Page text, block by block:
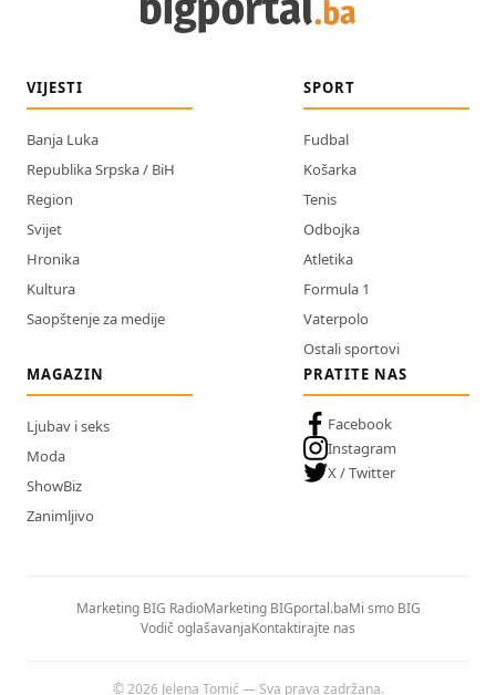
VIJESTI
Banja Luka
Republika Srpska / BiH
Region
Svijet
Hronika
Kultura
Saopštenje za medije
SPORT
Fudbal
Košarka
Tenis
Odbojka
Atletika
Formula 1
Vaterpolo
Ostali sportovi
MAGAZIN
Ljubav i seks
Moda
ShowBiz
Zanimljivo
PRATITE NAS
Facebook
Instagram
X / Twitter
Marketing BIG RadioMarketing BIGportal.baMi smo BIG
Vodič oglašavanjaKontaktirajte nas
© 2026 Jelena Tomić — Sva prava zadržana.